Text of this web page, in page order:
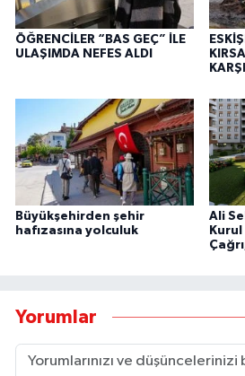
ÖĞRENCİLER “BAS GEÇ” İLE
ULAŞIMDA NEFES ALDI
Büyükşehirden şehir
hafızasına yolculuk
Ali
Kurul
Yorumlar